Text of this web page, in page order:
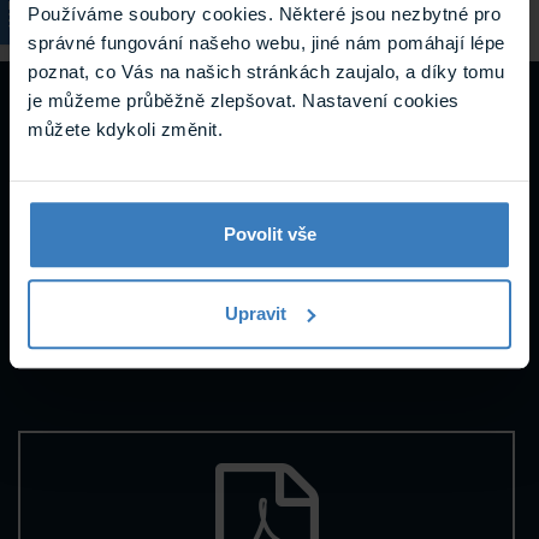
Používáme soubory cookies. Některé jsou nezbytné pro
správné fungování našeho webu, jiné nám pomáhají lépe
poznat, co Vás na našich stránkách zaujalo, a díky tomu
je můžeme průběžně zlepšovat. Nastavení cookies
můžete kdykoli změnit.
Povolit vše
Upravit
Návody a
podpora